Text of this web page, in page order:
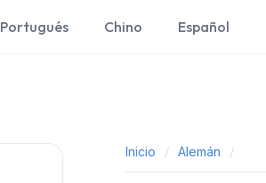
Portugués Chino Español
Inicio Alemán